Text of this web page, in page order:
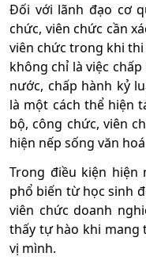
Đối với lãnh đạo cơ
chức, viên chức cần
viên chức trong khi
không chỉ là việc
nước, chấp hành kỷ
là một cách thể hiện
bộ, công chức, viên
hiện nếp sống văn
Trong điều kiện hiện
phổ biến từ học sinh
viên chức doanh
thấy tự hào khi mang
vị mình.